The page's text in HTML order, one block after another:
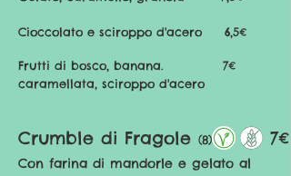
Cioccolato e sciroppo d'acero 6,5€
Frutti di bosco, banana. 7€
caramellata, sciroppo d'acero
Crumble di Fragole (8) 7€
Con farina di mandorle e gelato al